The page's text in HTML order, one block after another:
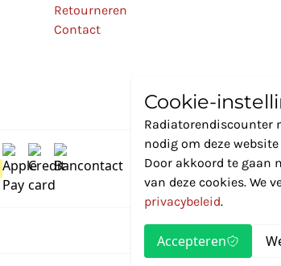
Retourneren
Contact
Cookie-
Radiatorendiscounter
nodig om deze
Door akkoord te gaan
van deze cookies. We
privacybeleid.
Accepteren